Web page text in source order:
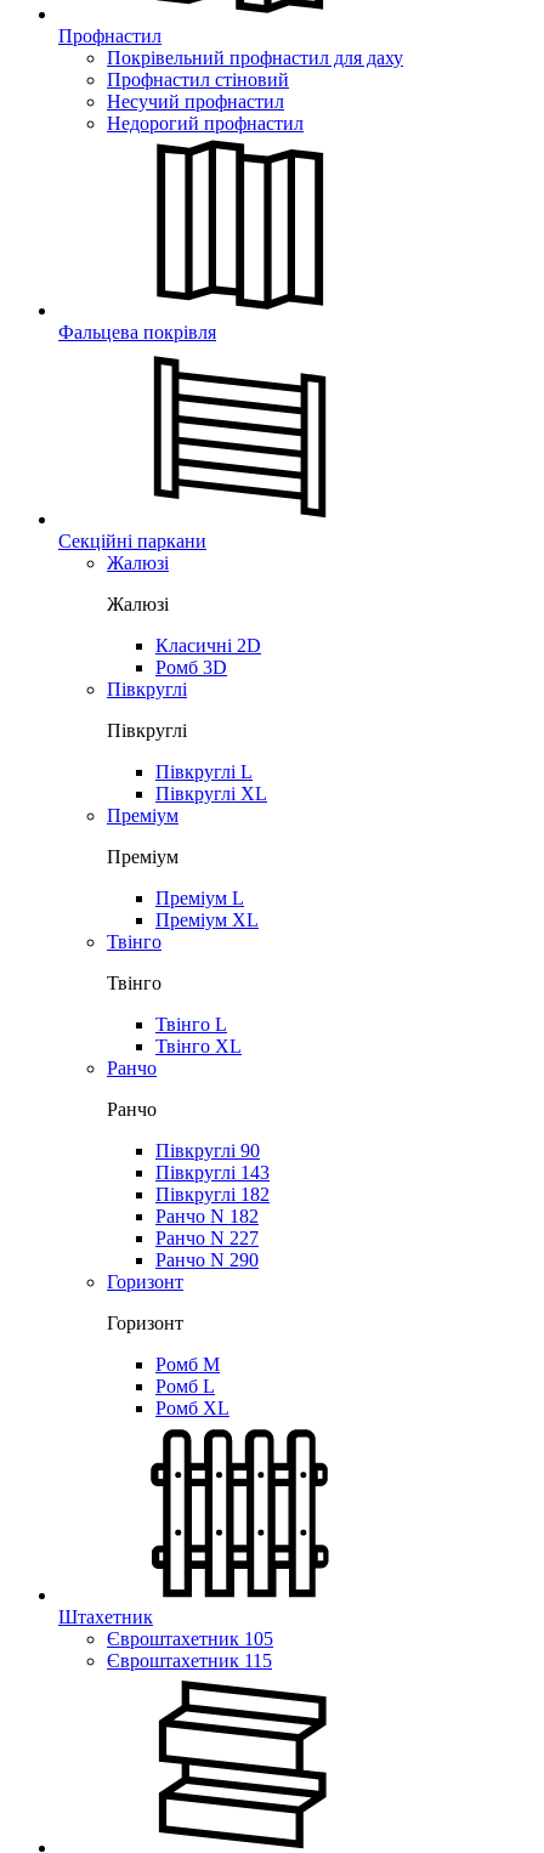
Профнастил
Покрівельний профнастил для даху
Профнастил стіновий
Несучий профнастил
Недорогий профнастил
Фальцева покрівля
Секційні паркани
Жалюзі
Жалюзі
Класичні 2D
Ромб 3D
Півкруглі
Півкруглі
Півкруглі L
Півкруглі XL
Преміум
Преміум
Преміум L
Преміум XL
Твінго
Твінго
Твінго L
Твінго XL
Ранчо
Ранчо
Півкруглі 90
Півкруглі 143
Півкруглі 182
Ранчо N 182
Ранчо N 227
Ранчо N 290
Горизонт
Горизонт
Ромб M
Ромб L
Ромб XL
Штахетник
Євроштахетник 105
Євроштахетник 115